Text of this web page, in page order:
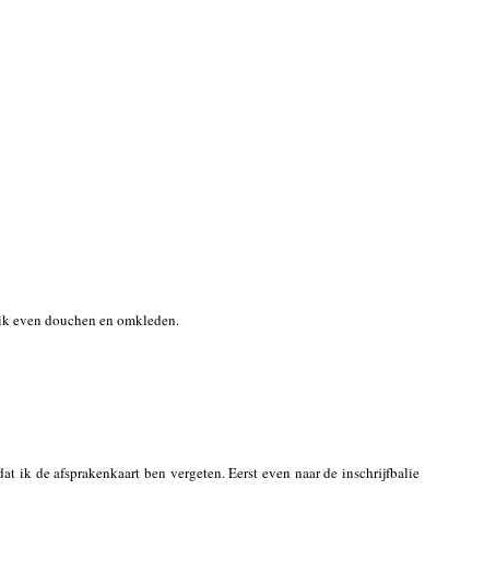
even douchen en omkleden.
ik de afsprakenkaart ben vergeten. Eerst even naar de inschrijfbalie